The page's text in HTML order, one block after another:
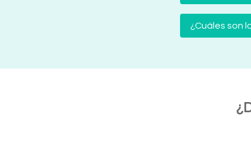
¿Cuáles son